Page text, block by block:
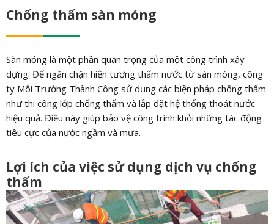
Chống thấm sàn móng
Sàn móng là một phần quan trọng của một công trình xây
dựng. Để ngăn chặn hiện tượng thấm nước từ sàn móng, công
ty Môi Trường Thành Công sử dụng các biện pháp chống thấm
như thi công lớp chống thấm và lắp đặt hệ thống thoát nước
hiệu quả. Điều này giúp bảo vệ công trình khỏi những tác động
tiêu cực của nước ngầm và mưa.
Lợi ích của việc sử dụng dịch vụ chống
thấm